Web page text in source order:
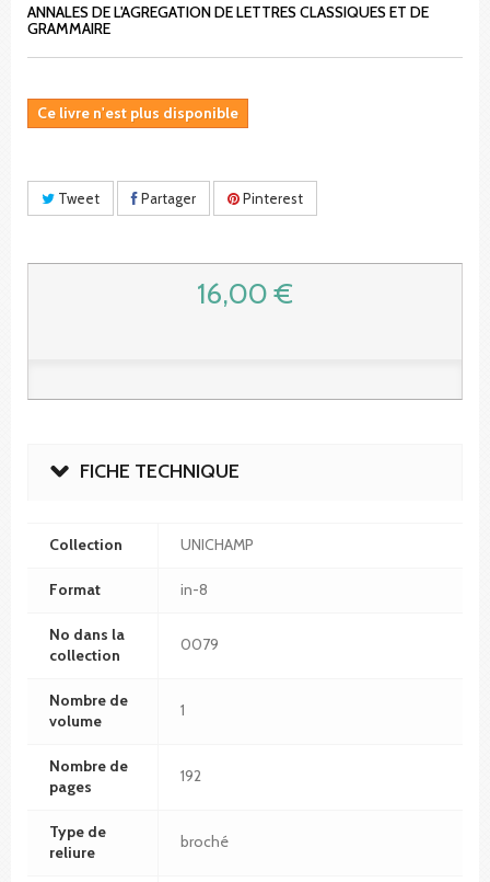
ANNALES DE L'AGREGATION DE LETTRES CLASSIQUES ET DE
GRAMMAIRE
Ce livre n'est plus disponible
Tweet Partager Pinterest
16,00 €
FICHE TECHNIQUE
Collection UNICHAMP
Format in-8
No dans la
collection
0079
Nombre de
volume
1
Nombre de
pages
192
Type de
reliure
broché